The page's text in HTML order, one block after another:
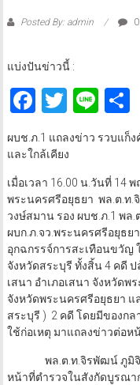
Posted By: admin
แบ่งปันข่าวนี้ :
Facebook
Twitter
Line
ผบช.ภ.1 แถลงข่าว รวบแก็
และใกล้เคียง
เมื่อเวลา 16.00 น.วันที่ 14
พระนครศรีอยุธยา พล.ต.ท.
วงษ์สมาน รอง ผบช.ภ.1 พล
ผบก.ภ.จว.พระนครศรีอยุธ
อุกฉกรรจ์การสะเทือนขวัญ
จังหวัดสระบุรี ทั้งสิ้น 4 คดี
เสนา อำเภอเสนา จังหวัดพ
จังหวัดพระนครศรีอยุธยา แ
สระบุรี ) 2 คดี โดยมีของก
ใช้ก่อเหตุ มาแถลงข่าวต่อ
พล.ต.ท.จิรพัฒน์ ภูมิจิตร
หน้าที่ตำรวจในสังกัดบูรณ